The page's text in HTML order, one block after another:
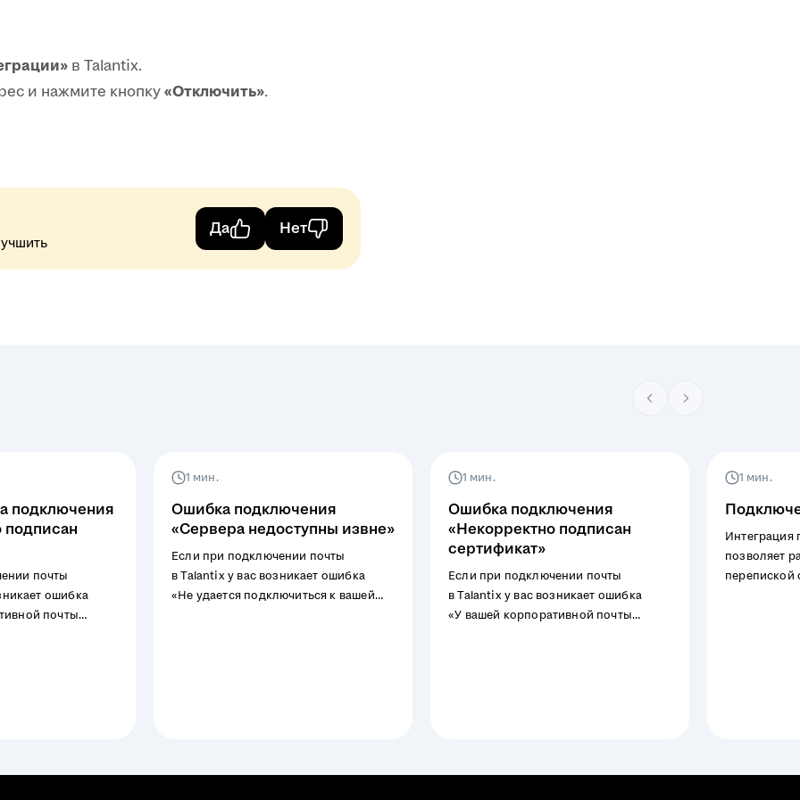
в Talantix.
и нажмите кнопку «Отключить».
Да Нет
подключения
подписан
почты
ошибка
почты
1 мин.
Ошибка подключения
«Сервера недоступны извне»
Если при подключении почты
в Talantix у вас возникает ошибка
«Не удается подключиться к вашей
1 мин.
Ошибка подключения
«Некорректно подписан
сертификат»
Если при подключении почты
в Talantix у вас возникает ошибка
«У вашей корпоративной почты
1 мин.
Интеграция
позволяет
перепиской